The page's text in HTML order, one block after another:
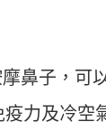
摩鼻子，可
力及冷空